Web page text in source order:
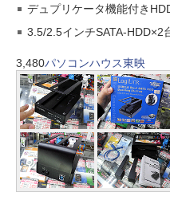
デュプリケータ機能付き
3.5/2.5インチSATA-HDD×2
3,480パソコンハウス東映